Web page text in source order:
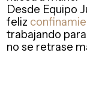
Desde Equipo
feliz
trabajando
no se retrase